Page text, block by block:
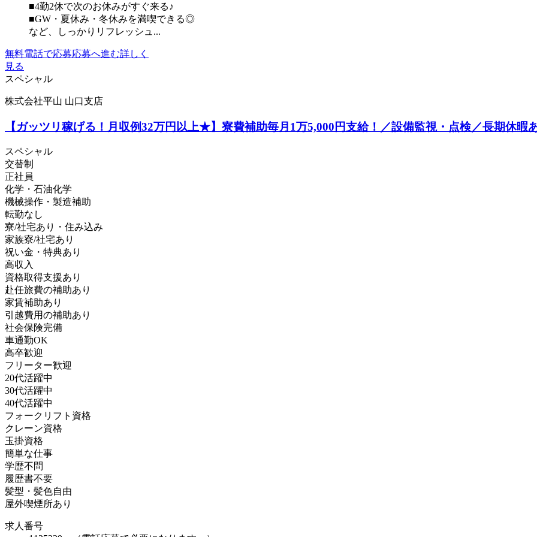
■4勤2休で次のお休みがすぐ来る♪
■GW・夏休み・冬休みを満喫できる◎
など、しっかりリフレッシュ...
無料電話で応募応募へ進む詳しく
見る
スペシャル
株式会社平山 山口支店
【ガッツリ稼げる！月収例32万円以上★】寮費補助毎月1万5,000円支給！／設備監視・点検／長期休暇
スペシャル
交替制
正社員
化学・石油化学
機械操作・製造補助
転勤なし
寮/社宅あり・住み込み
家族寮/社宅あり
祝い金・特典あり
高収入
資格取得支援あり
赴任旅費の補助あり
家賃補助あり
引越費用の補助あり
社会保険完備
車通勤OK
高卒歓迎
フリーター歓迎
20代活躍中
30代活躍中
40代活躍中
フォークリフト資格
クレーン資格
玉掛資格
簡単な仕事
学歴不問
履歴書不要
髪型・髪色自由
屋外喫煙所あり
求人番号